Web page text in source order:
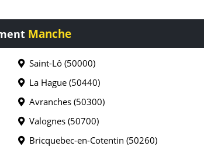
Manche
Saint-Lô (50000)
La Hague (50440)
Avranches (50300)
Valognes (50700)
Bricquebec-en-Cotentin (50260)